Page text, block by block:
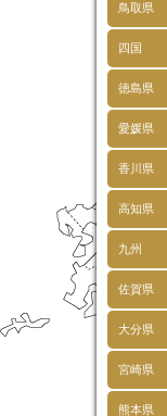
鳥取県
四国
徳島県
愛媛県
香川県
高知県
九州
佐賀県
大分県
宮崎県
熊本県